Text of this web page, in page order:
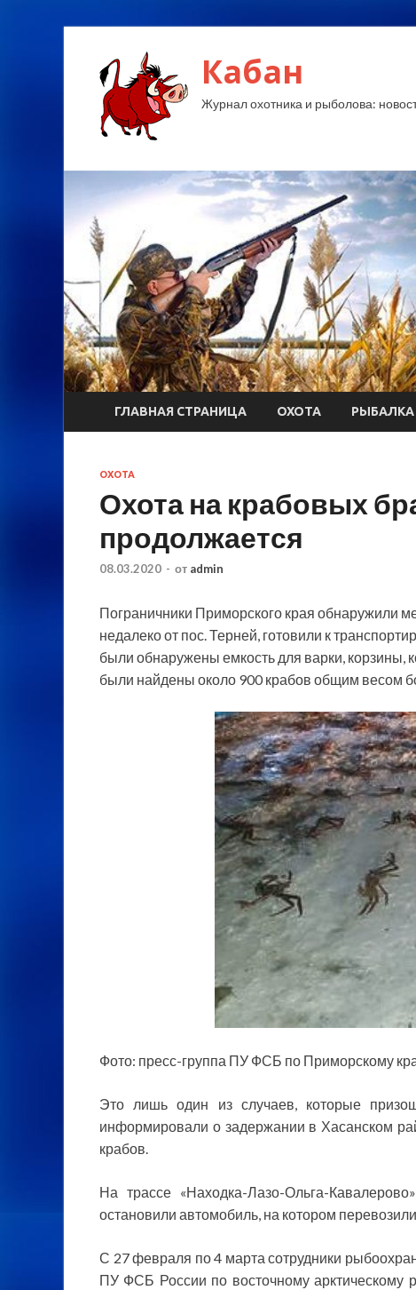
Кабан
Журнал охотника и рыболова:
ГЛАВНАЯ СТРАНИЦА ОХОТА РЫБАЛКА
ОХОТА
Охота на крабовых
продолжается
08.03.2020 - от admin
Пограничники Приморского края обнаружили
недалеко от пос. Терней, готовили к
были обнаружены емкость для варки, корзины,
были найдены около 900 крабов общим весом
Фото: пресс-группа ПУ ФСБ по Приморскому
Это лишь один из случаев, которые
информировали о задержании в Хасанском
крабов.
На трассе «Находка-Лазо-Ольга-
остановили автомобиль, на котором
С 27 февраля по 4 марта сотрудники
ПУ ФСБ России по восточному арктическому